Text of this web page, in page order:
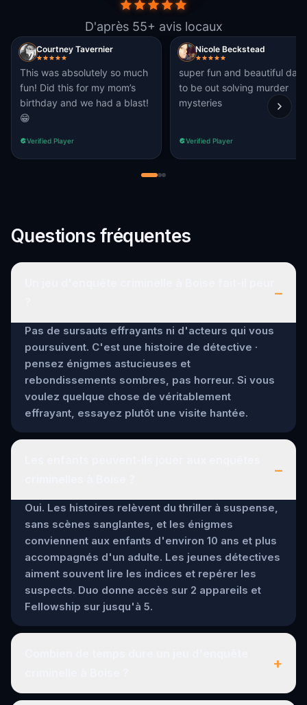
D'après 55+ avis locaux
Courtney Tavernier
This was absolutely so much
fun! Did this for my mom’s
birthday and we had a blast!
😁
Verified Player
Nicole Beckstead
super fun and beautiful day
to be out solving murder
mysteries
Verified Player
Questions fréquentes
–
Pas de sursauts effrayants ni d'acteurs qui vous
poursuivent. C'est une histoire de détective ·
pensez énigmes astucieuses et
rebondissements sombres, pas horreur. Si vous
voulez quelque chose de véritablement
effrayant, essayez plutôt une visite hantée.
–
Oui. Les histoires relèvent du thriller à suspense,
sans scènes sanglantes, et les énigmes
conviennent aux enfants d'environ 10 ans et plus
accompagnés d'un adulte. Les jeunes détectives
aiment souvent lire les indices et repérer les
suspects. Duo donne accès sur 2 appareils et
Fellowship sur jusqu'à 5.
+